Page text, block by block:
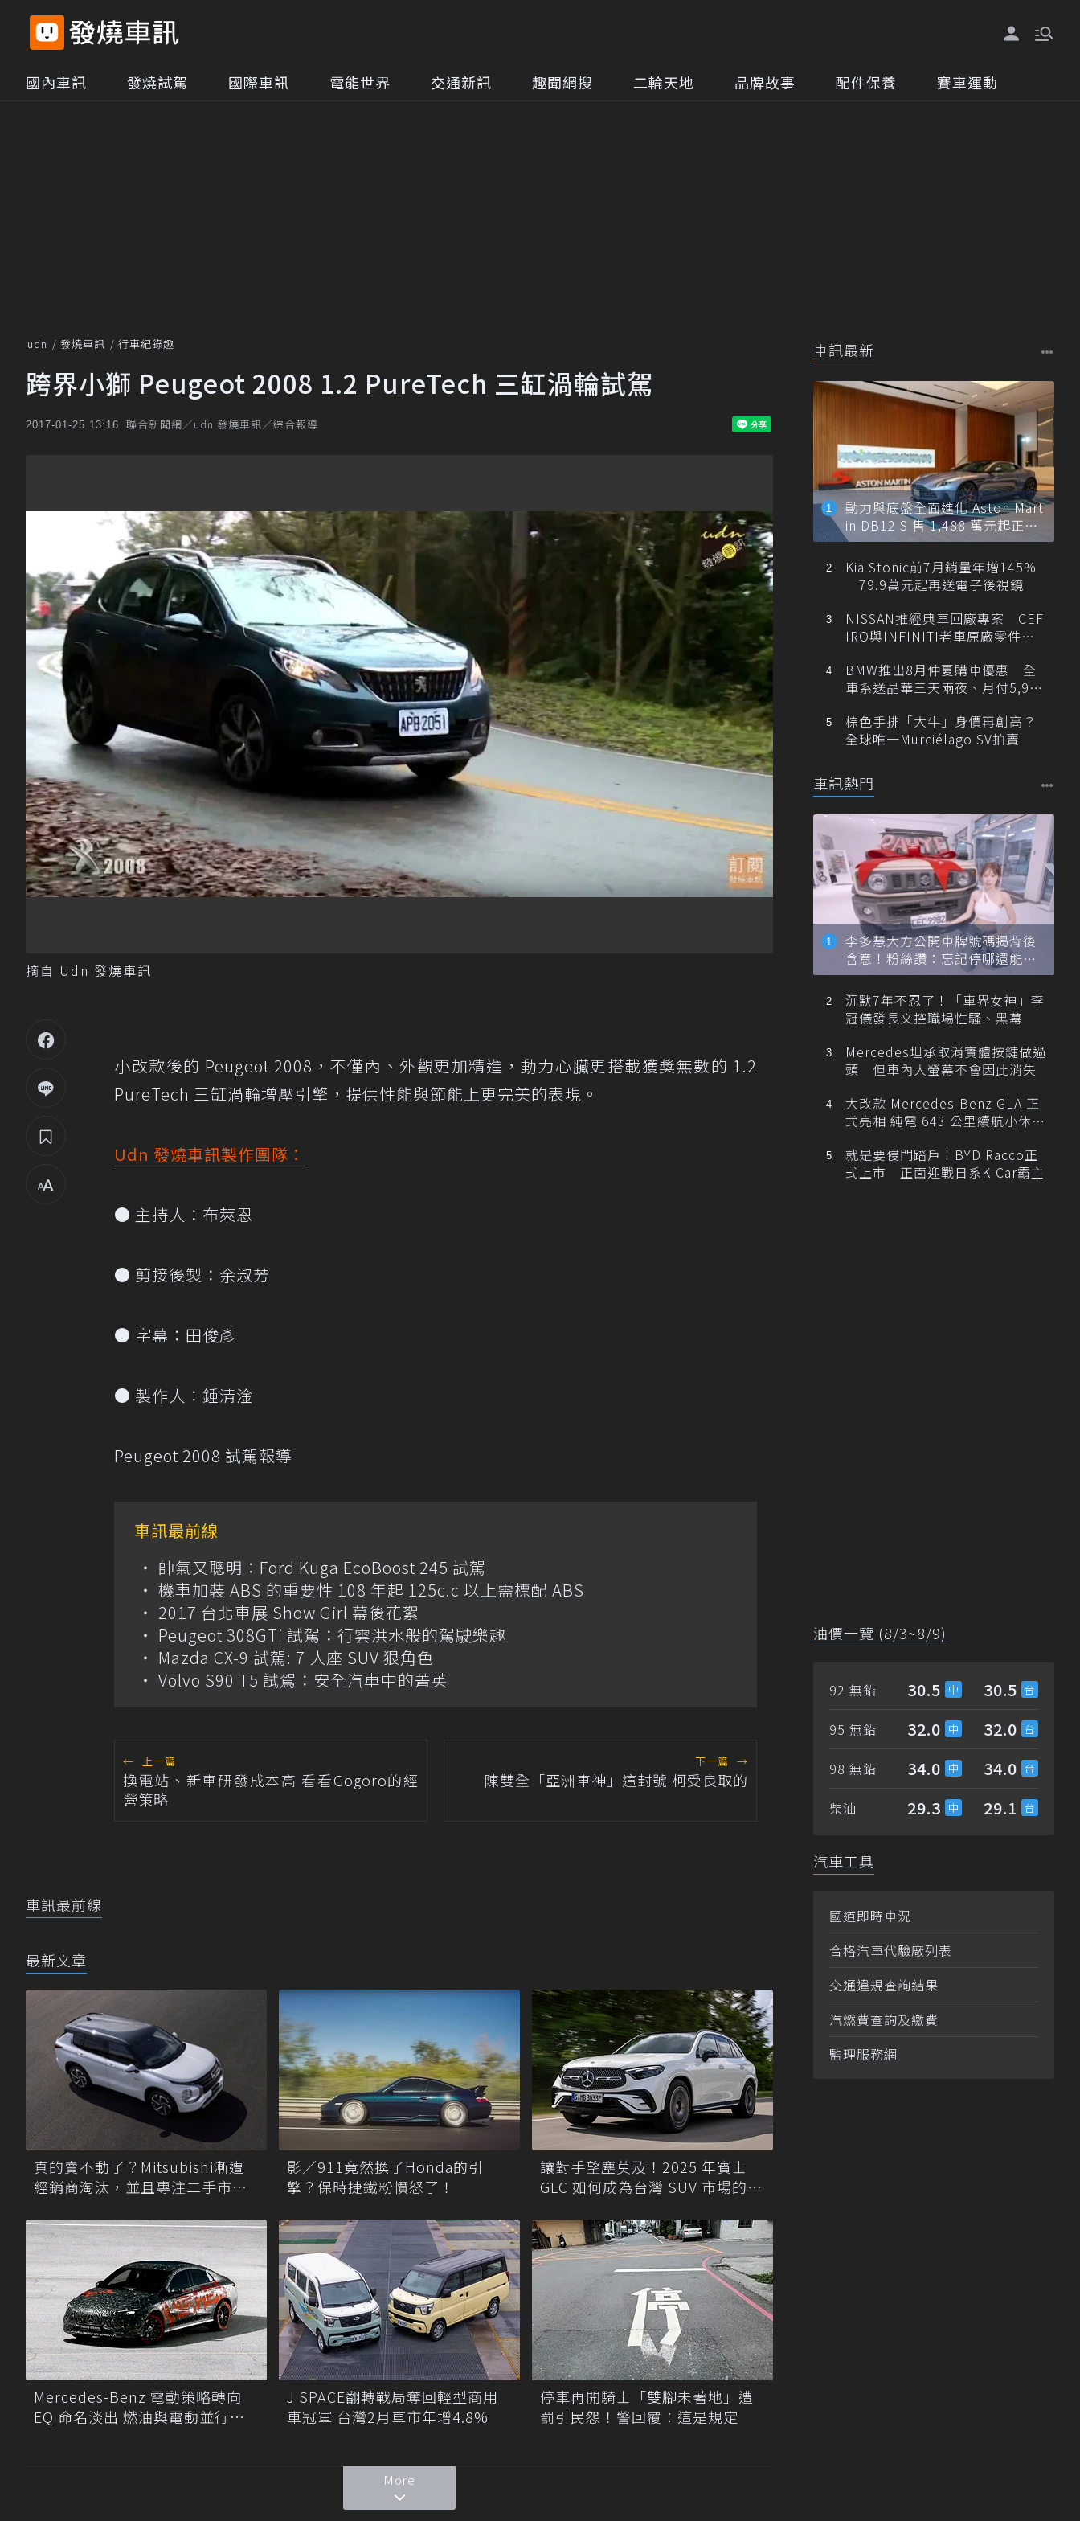
國內車訊 發燒試駕 國際車訊 電能世界 交通新訊 趣聞網搜 二輪天地 品牌故事 配件保養 賽車運動
udn 發燒車訊 行車紀錄趣
跨界小獅 Peugeot 2008 1.2 PureTech 三缸渦輪試駕
2017-01-25 13:16 聯合新聞網／udn 發燒車訊／綜合報導
摘自 Udn 發燒車訊
小改款後的 Peugeot 2008，不僅內、外觀更加精進，動力心臟更搭載獲獎無數的 1.2
PureTech 三缸渦輪增壓引擎，提供性能與節能上更完美的表現。
Udn 發燒車訊製作團隊：
● 主持人：布萊恩
● 剪接後製：余淑芳
● 字幕：田俊彥
● 製作人：鍾清淦
Peugeot 2008 試駕報導
車訊最前線
帥氣又聰明：Ford Kuga EcoBoost 245 試駕
機車加裝 ABS 的重要性 108 年起 125c.c 以上需標配 ABS
2017 台北車展 Show Girl 幕後花絮
Peugeot 308GTi 試駕：行雲洪水般的駕駛樂趣
Mazda CX-9 試駕: 7 人座 SUV 狠角色
Volvo S90 T5 試駕：安全汽車中的菁英
← 上一篇
換電站、新車研發成本高 看看Gogoro的經
營策略
下一篇 →
陳雙全「亞洲車神」這封號 柯受良取的
車訊最前線
最新文章
真的賣不動了？Mitsubishi漸遭
經銷商淘汰，並且專注二手市場
影／911竟然換了Honda的引
擎？保時捷鐵粉憤怒了！
讓對手望塵莫及！2025 年賓士
GLC 如何成為台灣 SUV 市場的最
Mercedes-Benz 電動策略轉向
EQ 命名淡出 燃油與電動並行發
J SPACE翻轉戰局奪回輕型商用
車冠軍 台灣2月車市年增4.8%
停車再開騎士「雙腳未著地」遭
罰引民怨！警回覆：這是規定
More
車訊最新
動力與底盤全面進化 Aston Mart
in DB12 S 售 1,488 萬元起正式
登台
Kia Stonic前7月銷量年增145%
79.9萬元起再送電子後視鏡
NISSAN推經典車回廠專案 CEF
IRO與INFINITI老車原廠零件最
BMW推出8月仲夏購車優惠 全
車系送晶華三天兩夜、月付5,900
棕色手排「大牛」身價再創高？
全球唯一Murciélago SV拍賣
車訊熱門
李多慧大方公開車牌號碼揭背後
含意！粉絲讚：忘記停哪還能幫
忙找車
沉默7年不忍了！「車界女神」李
冠儀發長文控職場性騷、黑幕
Mercedes坦承取消實體按鍵做過
頭 但車內大螢幕不會因此消失
大改款 Mercedes-Benz GLA 正
式亮相 純電 643 公里續航小休
就是要侵門踏戶！BYD Racco正
式上市 正面迎戰日系K-Car霸主
油價一覽 (8/3~8/9)
92 無鉛 30.5 30.5
95 無鉛 32.0 32.0
98 無鉛 34.0 34.0
柴油 29.3 29.1
汽車工具
國道即時車況
合格汽車代驗廠列表
交通違規查詢結果
汽燃費查詢及繳費
監理服務網